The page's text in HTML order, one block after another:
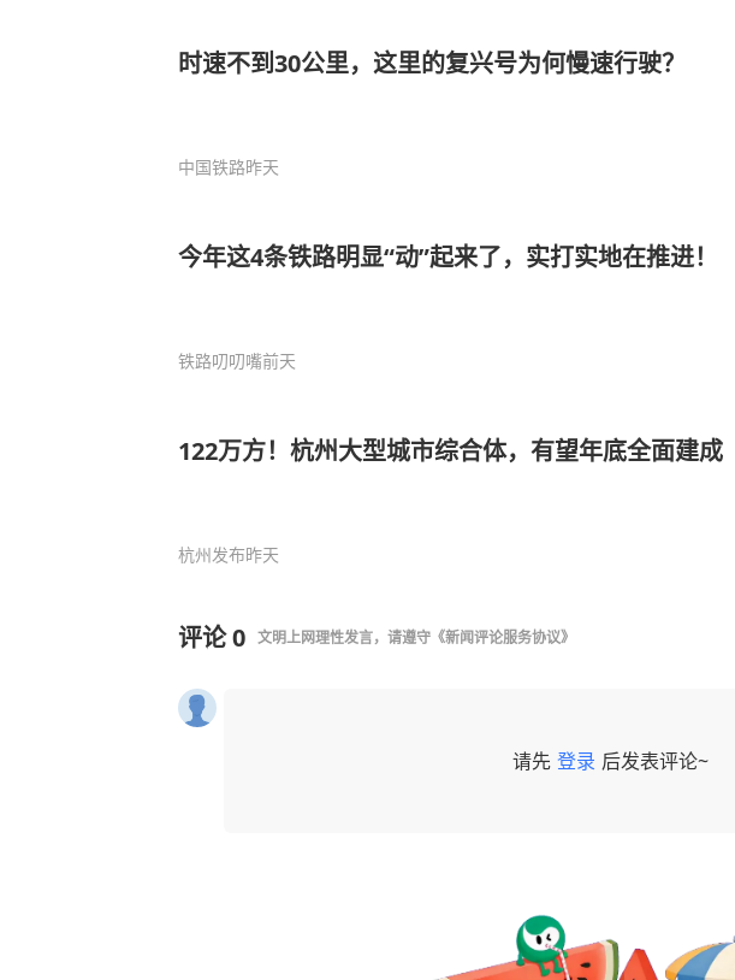
时速不到30公里，这里的复兴号为何慢速行驶？
中国铁路昨天
今年这4条铁路明显“动”起来了，实打实地在推进！
铁路叨叨嘴前天
122万方！杭州大型城市综合体，有望年底全面建成
杭州发布昨天
评论0 文明上网理性发言，请遵守 《新闻评论服务协议》
请先 登录 后发表评论~